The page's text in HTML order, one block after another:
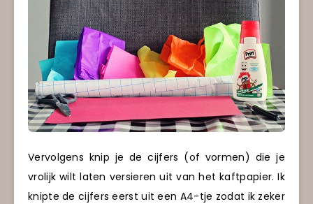
Vervolgens knip je de cijfers (of vormen) die je
vrolijk wilt laten versieren uit van het kaftpapier. Ik
knipte de cijfers eerst uit een A4-tje zodat ik zeker